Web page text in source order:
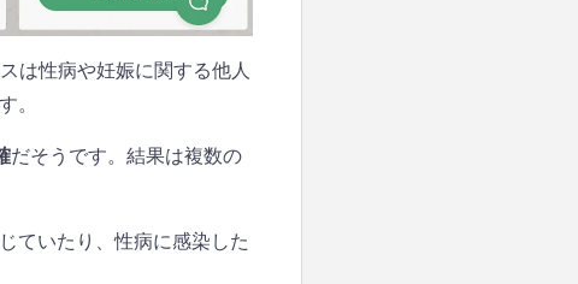
は性病や妊娠に関する他人
。
だそうです。結果は複数の
ていたり、性病に感染した